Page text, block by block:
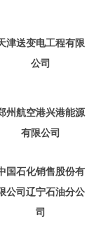
津送变电工程有限
公司
州航空港兴港能源
有限公司
国石化销售股份有
公司辽宁石油分公
司